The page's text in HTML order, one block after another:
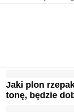
Jaki plon
tonę, będzie